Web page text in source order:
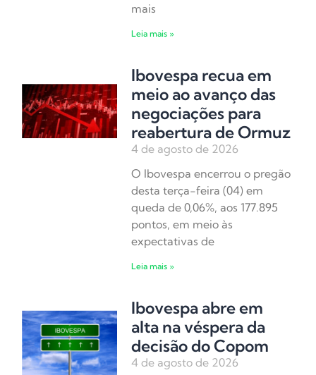
mais
Leia mais »
Ibovespa recua em
meio ao avanço das
negociações para
reabertura de Ormuz
4 de agosto de 2026
O Ibovespa encerrou o pregão
desta terça-feira (04) em
queda de 0,06%, aos 177.895
pontos, em meio às
expectativas de
Leia mais »
Ibovespa abre em
alta na véspera da
decisão do Copom
4 de agosto de 2026